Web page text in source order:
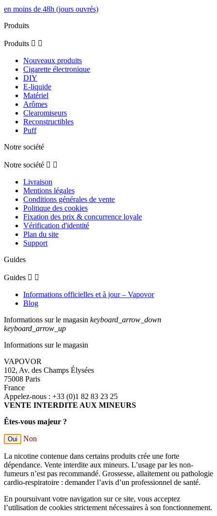
en moins de 48h (jours ouvrés)
Produits
Produits  
Nouveaux produits
Cigarette électronique
DIY
E-liquide
Matériel
Arômes
Clearomiseurs
Reconstructibles
Puff
Notre société
Notre société  
Livraison
Mentions légales
Conditions générales de vente
Politique des cookies
Fixation des prix & concurrence loyale
Vérification d'identité
Plan du site
Support
Guides
Guides  
Informations officielles et à jour – Vapovor
Blog
Informations sur le magasin keyboard_arrow_down
keyboard_arrow_up
Informations sur le magasin
VAPOVOR
102, Av. des Champs Élysées
75008 Paris
France
Appelez-nous : +33 (0)1 82 83 23 25
VENTE INTERDITE AUX MINEURS
Êtes-vous majeur ?
Oui Non
La nicotine contenue dans certains produits crée une forte
dépendance. Vente interdite aux mineurs. L’usage par les non-
fumeurs n’est pas recommandé. Grossesse, allaitement ou pathologie
cardio-respiratoire : demander l’avis d’un professionnel de santé.
En poursuivant votre navigation sur ce site, vous acceptez
l’utilisation de cookies strictement nécessaires à son fonctionnement.